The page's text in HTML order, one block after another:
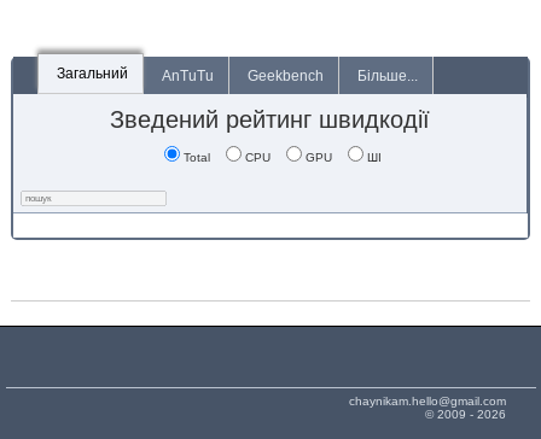
Загальний AnTuTu Geekbench Більше...
Зведений рейтинг швидкодії
Total CPU GPU ШІ
chaynikam.hello@gmail.com
© 2009 - 2026